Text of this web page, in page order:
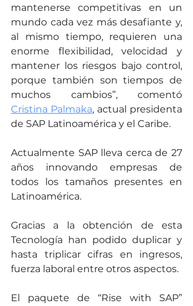
mantenerse competitivas en un
mundo cada vez más desafiante y,
al mismo tiempo, requieren una
enorme flexibilidad, velocidad y
mantener los riesgos bajo control,
porque también son tiempos de
Cristina Palmaka, actual presidenta
de SAP Latinoamérica y el Caribe.
Actualmente SAP lleva cerca de 27
años innovando empresas de
todos los tamaños presentes en
Latinoamérica.
Gracias a la obtención de esta
Tecnología han podido duplicar y
hasta triplicar cifras en ingresos,
fuerza laboral entre otros aspectos.
El paquete de “Rise with SAP”